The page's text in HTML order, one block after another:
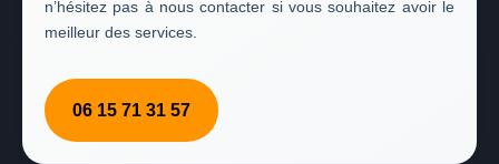
n’hésitez pas à nous contacter si vous souhaitez avoir le
meilleur des services.
06 15 71 31 57